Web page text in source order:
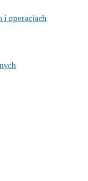
i operacjach